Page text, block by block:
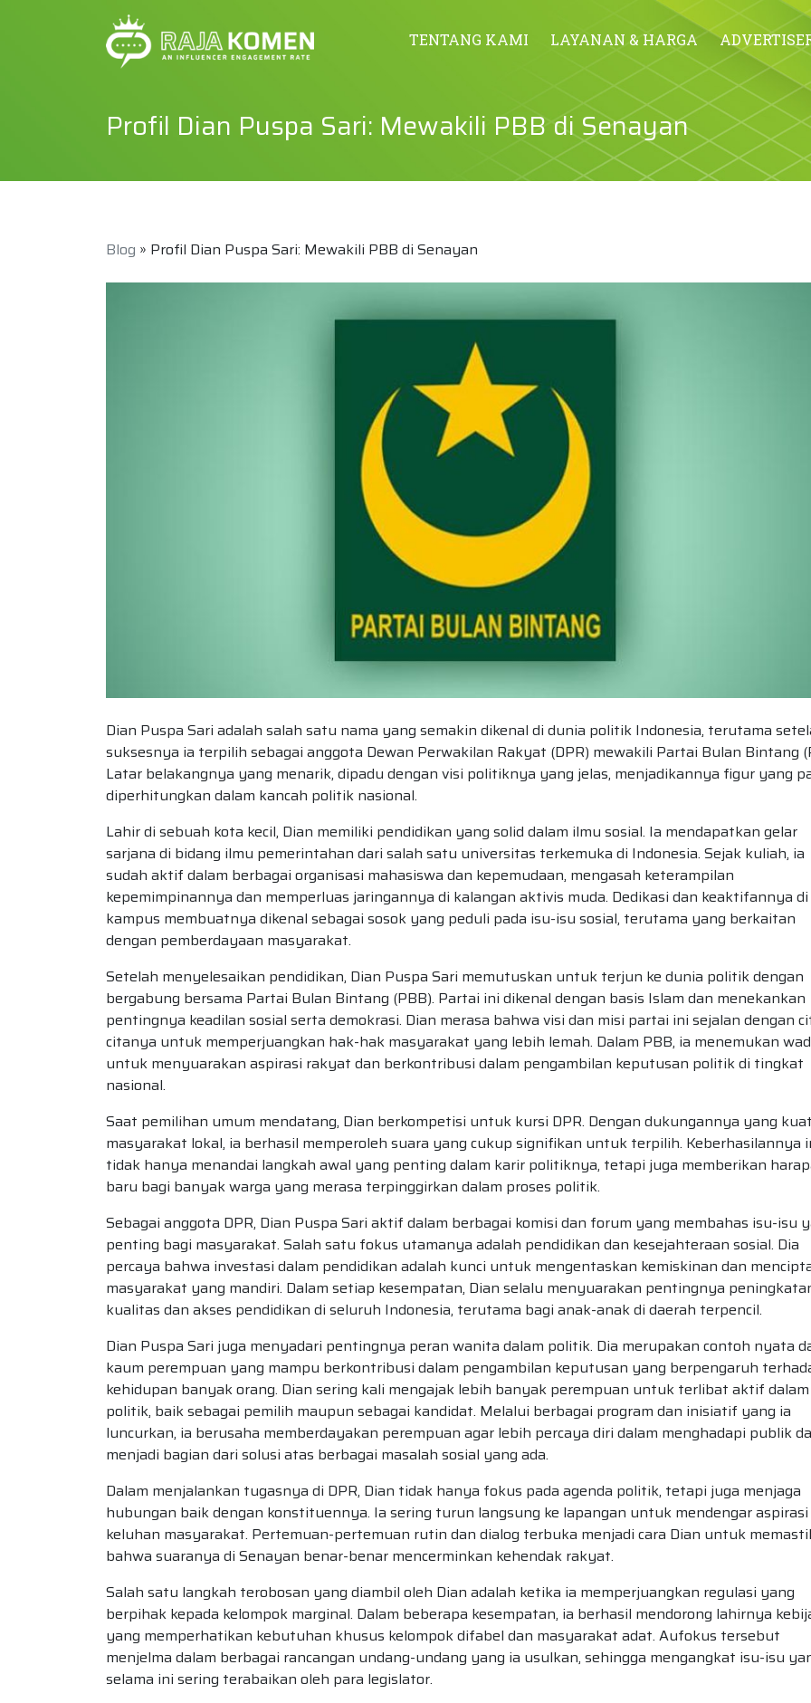
TENTANG KAMI LAYANAN & HARGA
Profil Dian Puspa Sari: Mewakili PBB di Senayan
Blog » Profil Dian Puspa Sari: Mewakili PBB di Senayan
Dian Puspa Sari adalah salah satu nama yang semakin dikenal di dunia politik Indonesia, terutama
suksesnya ia terpilih sebagai anggota Dewan Perwakilan Rakyat (DPR) mewakili Partai Bulan Bintang
Latar belakangnya yang menarik, dipadu dengan visi politiknya yang jelas, menjadikannya figur yang
diperhitungkan dalam kancah politik nasional.
Lahir di sebuah kota kecil, Dian memiliki pendidikan yang solid dalam ilmu sosial. Ia mendapatkan gelar
sarjana di bidang ilmu pemerintahan dari salah satu universitas terkemuka di Indonesia. Sejak kuliah, ia
sudah aktif dalam berbagai organisasi mahasiswa dan kepemudaan, mengasah keterampilan
kepemimpinannya dan memperluas jaringannya di kalangan aktivis muda. Dedikasi dan keaktifannya di
kampus membuatnya dikenal sebagai sosok yang peduli pada isu-isu sosial, terutama yang berkaitan
dengan pemberdayaan masyarakat.
Setelah menyelesaikan pendidikan, Dian Puspa Sari memutuskan untuk terjun ke dunia politik dengan
bergabung bersama Partai Bulan Bintang (PBB). Partai ini dikenal dengan basis Islam dan menekankan
pentingnya keadilan sosial serta demokrasi. Dian merasa bahwa visi dan misi partai ini sejalan dengan
citanya untuk memperjuangkan hak-hak masyarakat yang lebih lemah. Dalam PBB, ia menemukan
untuk menyuarakan aspirasi rakyat dan berkontribusi dalam pengambilan keputusan politik di tingkat
nasional.
Saat pemilihan umum mendatang, Dian berkompetisi untuk kursi DPR. Dengan dukungannya yang
masyarakat lokal, ia berhasil memperoleh suara yang cukup signifikan untuk terpilih. Keberhasilannya
tidak hanya menandai langkah awal yang penting dalam karir politiknya, tetapi juga memberikan
baru bagi banyak warga yang merasa terpinggirkan dalam proses politik.
Sebagai anggota DPR, Dian Puspa Sari aktif dalam berbagai komisi dan forum yang membahas isu-isu
penting bagi masyarakat. Salah satu fokus utamanya adalah pendidikan dan kesejahteraan sosial. Dia
percaya bahwa investasi dalam pendidikan adalah kunci untuk mengentaskan kemiskinan dan
masyarakat yang mandiri. Dalam setiap kesempatan, Dian selalu menyuarakan pentingnya
kualitas dan akses pendidikan di seluruh Indonesia, terutama bagi anak-anak di daerah terpencil.
Dian Puspa Sari juga menyadari pentingnya peran wanita dalam politik. Dia merupakan contoh nyata
kaum perempuan yang mampu berkontribusi dalam pengambilan keputusan yang berpengaruh
kehidupan banyak orang. Dian sering kali mengajak lebih banyak perempuan untuk terlibat aktif dalam
politik, baik sebagai pemilih maupun sebagai kandidat. Melalui berbagai program dan inisiatif yang ia
luncurkan, ia berusaha memberdayakan perempuan agar lebih percaya diri dalam menghadapi publik
menjadi bagian dari solusi atas berbagai masalah sosial yang ada.
Dalam menjalankan tugasnya di DPR, Dian tidak hanya fokus pada agenda politik, tetapi juga menjaga
hubungan baik dengan konstituennya. Ia sering turun langsung ke lapangan untuk mendengar aspirasi
keluhan masyarakat. Pertemuan-pertemuan rutin dan dialog terbuka menjadi cara Dian untuk
bahwa suaranya di Senayan benar-benar mencerminkan kehendak rakyat.
Salah satu langkah terobosan yang diambil oleh Dian adalah ketika ia memperjuangkan regulasi yang
berpihak kepada kelompok marginal. Dalam beberapa kesempatan, ia berhasil mendorong lahirnya
yang memperhatikan kebutuhan khusus kelompok difabel dan masyarakat adat. Aufokus tersebut
menjelma dalam berbagai rancangan undang-undang yang ia usulkan, sehingga mengangkat isu-isu
selama ini sering terabaikan oleh para legislator.